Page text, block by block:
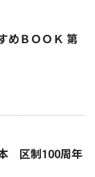
めＢＯＯＫ 第
区制100周年